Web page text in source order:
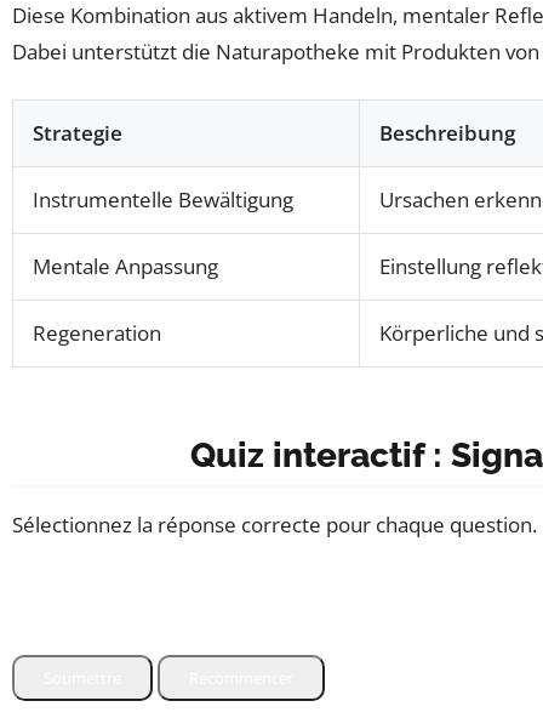
Diese Kombination aus aktivem Handeln, mentaler
Dabei unterstützt die Naturapotheke mit Produkten von
Strategie Beschreibung
Instrumentelle Bewältigung Ursachen
Mentale Anpassung Einstellung
Regeneration Körperliche und
Quiz interactif :
Sélectionnez la réponse correcte pour chaque question.